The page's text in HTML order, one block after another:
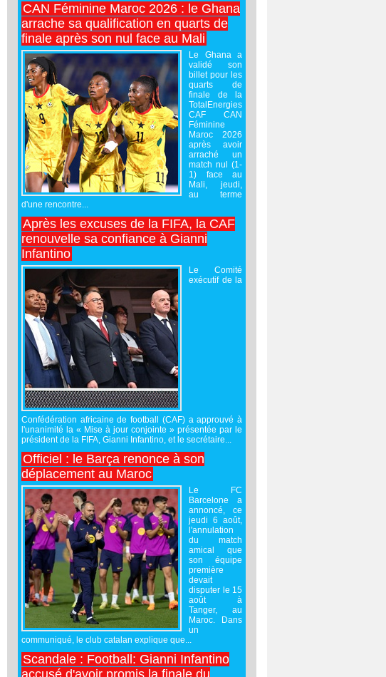
CAN Féminine Maroc 2026 : le Ghana
arrache sa qualification en quarts de
finale après son nul face au Mali
Le Ghana a
validé son
billet pour les
quarts de
finale de la
TotalEnergies
CAF CAN
Féminine
Maroc 2026
après avoir
arraché un
match nul (1-
1) face au
Mali, jeudi,
au terme
d'une rencontre...
Après les excuses de la FIFA, la CAF
renouvelle sa confiance à Gianni
Infantino
Le Comité
exécutif de la
Confédération africaine de football (CAF) a approuvé à
l'unanimité la « Mise à jour conjointe » présentée par le
président de la FIFA, Gianni Infantino, et le secrétaire...
Officiel : le Barça renonce à son
déplacement au Maroc
Le FC
Barcelone a
annoncé, ce
jeudi 6 août,
l'annulation
du match
amical que
son équipe
première
devait
disputer le 15
août à
Tanger, au
Maroc. Dans
un
communiqué, le club catalan explique que...
Scandale : Football: Gianni Infantino
accusé d'avoir promis la finale du